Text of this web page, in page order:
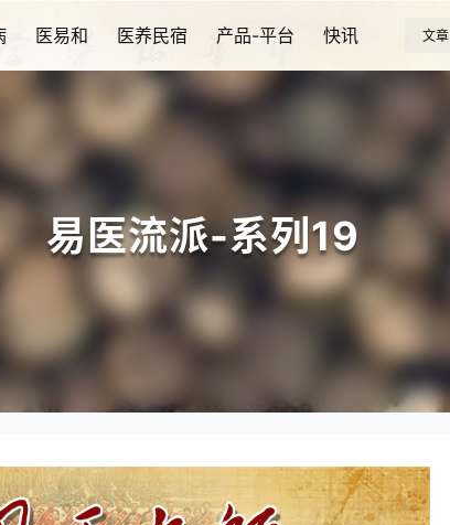
医易和 医养民宿 产品-平台 快讯 文章
易医流派-系列19